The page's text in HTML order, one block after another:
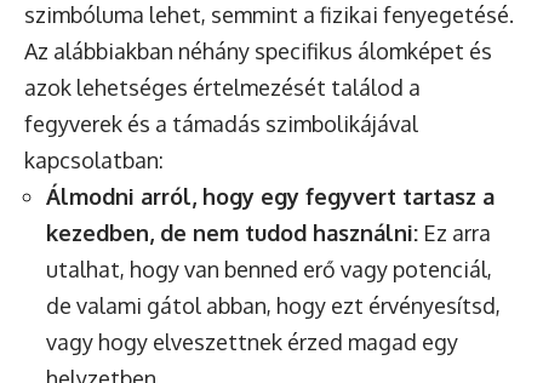
szimbóluma lehet, semmint a fizikai fenyegetésé.
Az alábbiakban néhány specifikus álomképet és
azok lehetséges értelmezését találod a
fegyverek és a támadás szimbolikájával
kapcsolatban:
Álmodni arról, hogy egy fegyvert tartasz a
kezedben, de nem tudod használni: Ez arra
utalhat, hogy van benned erő vagy potenciál,
de valami gátol abban, hogy ezt érvényesítsd,
vagy hogy elveszettnek érzed magad egy